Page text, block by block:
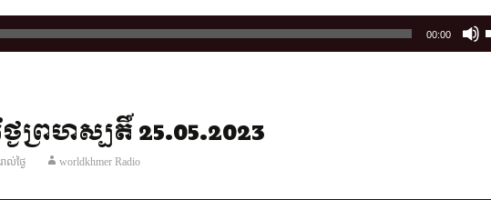
00:00
ៃព្រហស្បតិ៍ 25.05.2023
ល់ថ្ងៃ worldkhmer Radio